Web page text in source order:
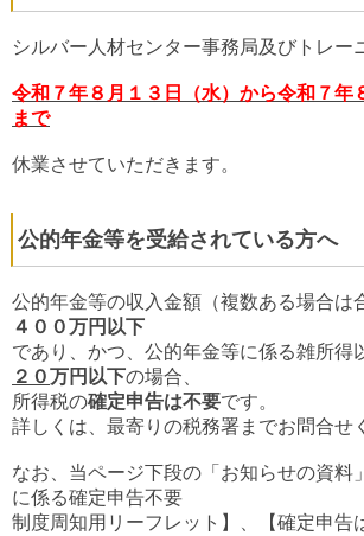
シルバー人材センター事務局及びトレー
令和７年８月１３日（水）から令和７年
まで
休業させていただきます。
公的年金等を受給されている方へ
公的年金等の収入金額（複数ある場合は
４００万円以下
であり、かつ、公的年金等に係る雑所得
２０万円以下の場合、
所得税の確定申告は不要です。
詳しくは、最寄りの税務署までお問合せ
なお、当ページ下段の「お知らせの資料
に係る確定申告不要
制度周知用リーフレット】 、【確定申告